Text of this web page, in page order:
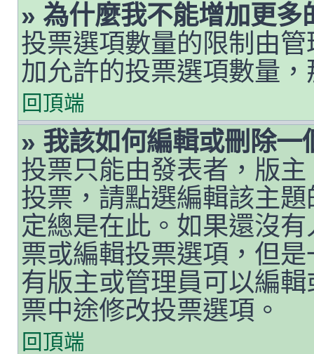
» 為什麼我不能增加更多
投票選項數量的限制由
加允許的投票選項數量
回頂端
» 我該如何編輯或刪除一
投票只能由發表者，版
投票，請點選編輯該主
定總是在此。如果還沒
票或編輯投票選項，但
有版主或管理員可以編
票中途修改投票選項。
回頂端